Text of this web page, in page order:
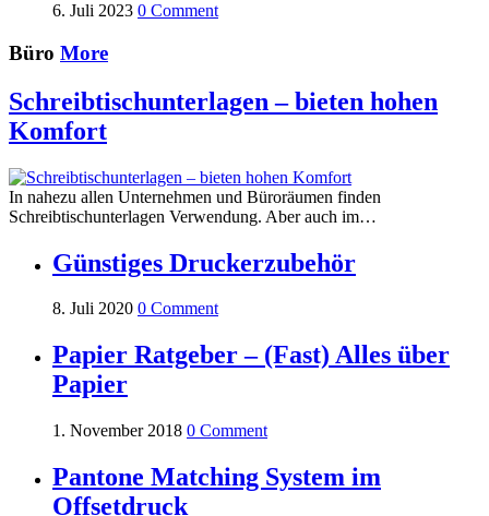
6. Juli 2023 0 Comment
Büro More
Schreibtischunterlagen – bieten hohen
Komfort
In nahezu allen Unternehmen und Büroräumen finden
Schreibtischunterlagen Verwendung. Aber auch im…
Günstiges Druckerzubehör
8. Juli 2020 0 Comment
Papier Ratgeber – (Fast) Alles über
Papier
1. November 2018 0 Comment
Pantone Matching System im
Offsetdruck